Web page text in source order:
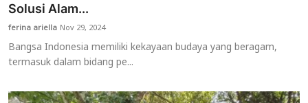
Solusi Alam...
ferina ariella Nov 29, 2024
Bangsa Indonesia memiliki kekayaan budaya yang beragam,
termasuk dalam bidang pe...